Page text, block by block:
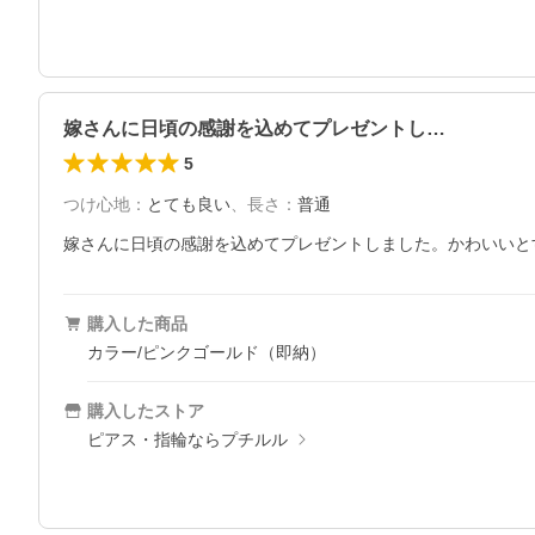
嫁さんに日頃の感謝を込めてプレゼントし…
5
つけ心地 ： とても良い、 長さ ： 普通
嫁さんに日頃の感謝を込めてプレゼントしました。かわいい
購入した商品
カラー/ピンクゴールド（即納）
購入したストア
ピアス・指輪ならプチルル